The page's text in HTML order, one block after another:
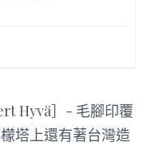
Hyvä］- 毛腳印覆
塔上還有著台灣造